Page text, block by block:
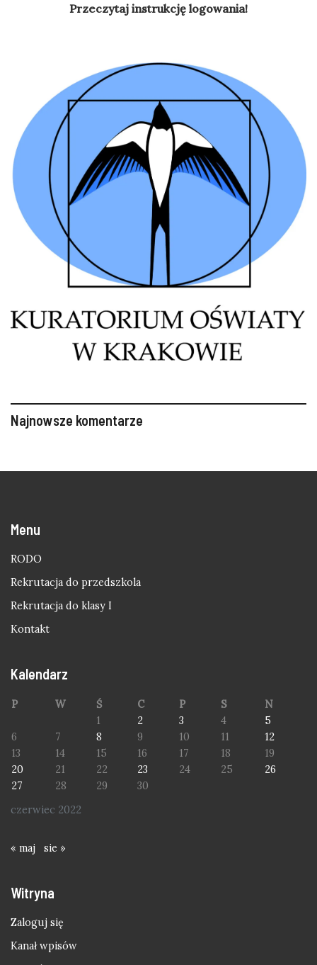
Przeczytaj instrukcję logowania!
Najnowsze komentarze
Menu
RODO
Rekrutacja do przedszkola
Rekrutacja do klasy I
Kontakt
Kalendarz
czerwiec 2022
P W Ś C P S
N
1
2 3 4
5
6
7 8 9 10 11
12
13
14 15 16 17 18
19
20
21 22 23 24 25
26
27
28 29 30
« maj sie »
Witryna
Zaloguj się
Kanał wpisów